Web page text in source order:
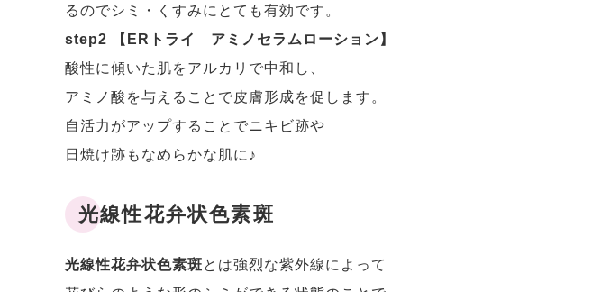
るのでシミ・くすみにとても有効です。
step2 【ERトライ アミノセラムローション】
酸性に傾いた肌をアルカリで中和し、
アミノ酸を与えることで皮膚形成を促します。
自活力がアップすることでニキビ跡や
日焼け跡もなめらかな肌に♪
光線性花弁状色素斑
光線性花弁状色素斑とは強烈な紫外線によって